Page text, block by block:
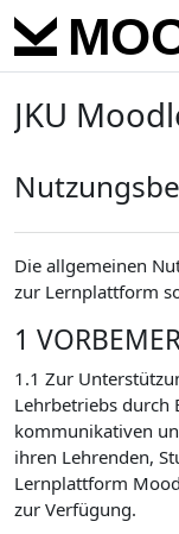
Skip to main content
JKU
Die allgemeinen
zur Lernplattform
1
1.1 Zur
Lehrbetriebs durch
kommunikativen
ihren Lehrenden,
Lernplattform
zur Verfügung.